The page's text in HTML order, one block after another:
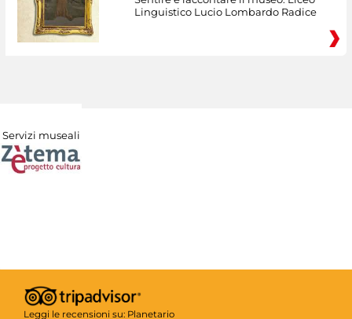
Linguistico Lucio Lombardo Radice
Servizi museali
Leggi le recensioni su: Planetario